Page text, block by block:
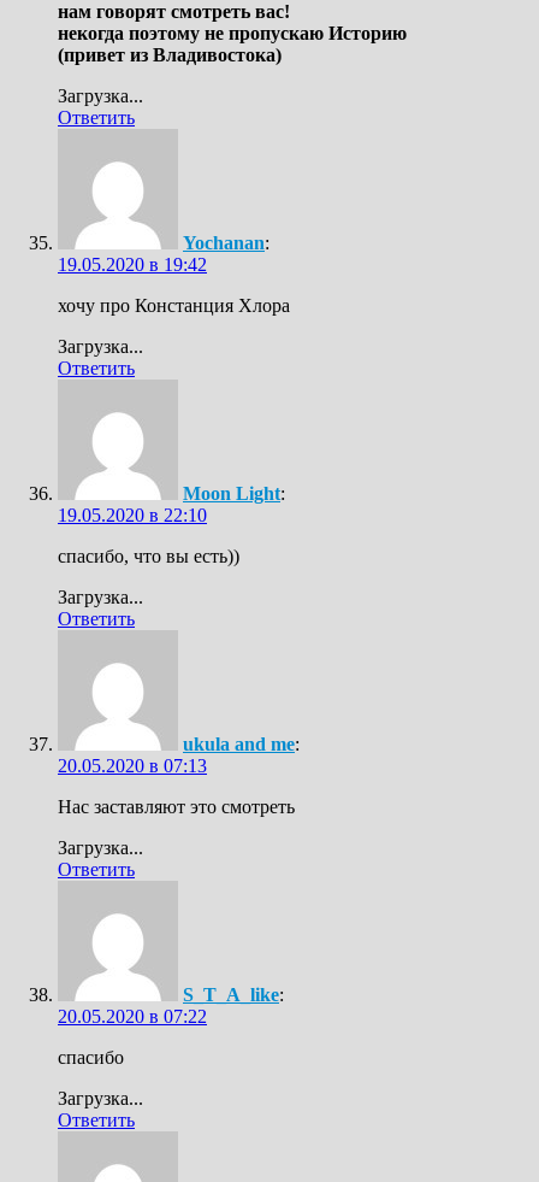
нам говорят смотреть вас!
некогда поэтому не пропускаю Историю
(привет из Владивостока)
Загрузка...
Ответить
Yochanan:
19.05.2020 в 19:42
хочу про Констанция Хлора
Загрузка...
Ответить
Moon Light:
19.05.2020 в 22:10
спасибо, что вы есть))
Загрузка...
Ответить
ukula and me:
20.05.2020 в 07:13
Нас заставляют это смотреть
Загрузка...
Ответить
S_T_A_like:
20.05.2020 в 07:22
спасибо
Загрузка...
Ответить